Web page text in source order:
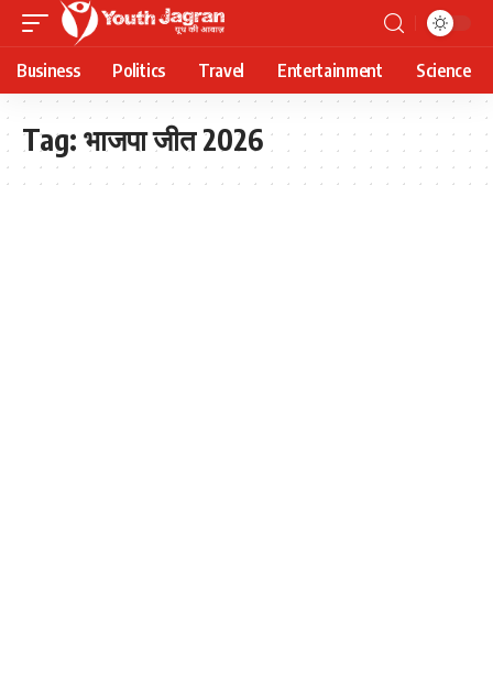
Business Politics Travel Entertainment Science
Tag: भाजपा जीत 2026